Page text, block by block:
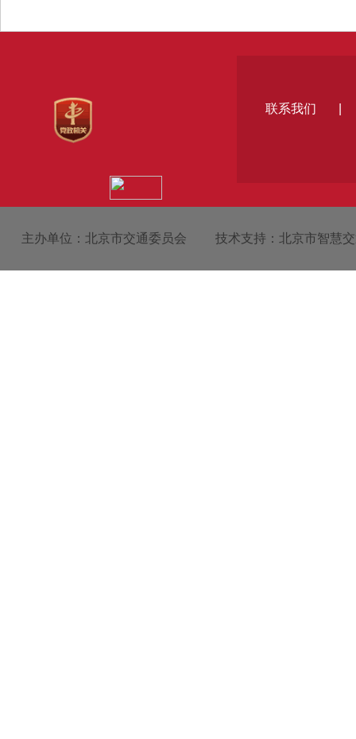
联系我们
主办单位：北京市交通委员会 技术支持：北京市智慧